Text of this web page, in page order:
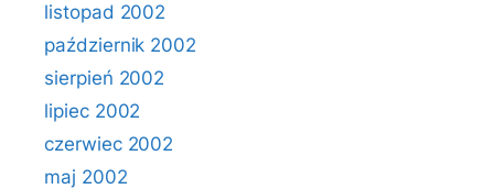
listopad 2002
październik 2002
sierpień 2002
lipiec 2002
czerwiec 2002
maj 2002